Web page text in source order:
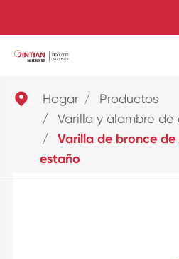
 Hogar
Productos
Varilla y alambre
Varilla de bronce
estaño